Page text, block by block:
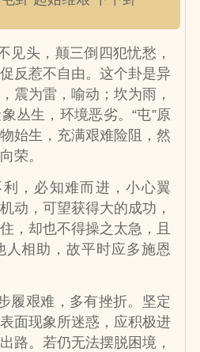
见头，颠三倒四犯忧愁，
反惹不自由。这个卦是异
震为雷，喻动；坎为雨，
丛生，环境恶劣。“屯”原
始生，充满艰难险阻，然
荣。
利，必知难而进，小心翼
动，可望获得大的成功，
，却也不得操之太急，且
相助，故平时应多施恩
履艰难，多有挫折。坚定
面现象所迷惑，应积极进
路。若仍无法摆脱困境，